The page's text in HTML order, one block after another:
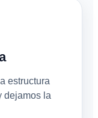
estructura
dejamos la